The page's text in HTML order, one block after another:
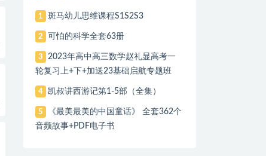
1 斑马幼儿思维课程S1S2S3
2 可怕的科学全套63册
3
2023年高中高三数学赵礼显高考一
轮复习上+下+加送23基础启航专题班
4 凯叔讲西游记第1-5部（全集）
5
《最美最美的中国童话》 全套362个
音频故事+PDF电子书